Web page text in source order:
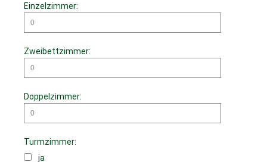
Einzelzimmer:
Zweibettzimmer:
Doppelzimmer:
Turmzimmer:
ja